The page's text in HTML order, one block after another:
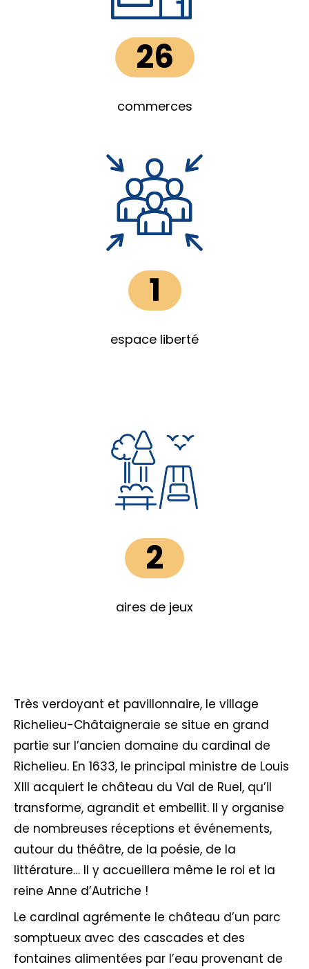
26
commerces
1
espace liberté
2
aires de jeux
Très verdoyant et pavillonnaire, le village
Richelieu-Châtaigneraie se situe en grand
partie sur l’ancien domaine du cardinal de
Richelieu. En 1633, le principal ministre de Louis
XIII acquiert le château du Val de Ruel, qu’il
transforme, agrandit et embellit. Il y organise
de nombreuses réceptions et événements,
autour du théâtre, de la poésie, de la
littérature… Il y accueillera même le roi et la
reine Anne d’Autriche !
Le cardinal agrémente le château d’un parc
somptueux avec des cascades et des
fontaines alimentées par l’eau provenant de